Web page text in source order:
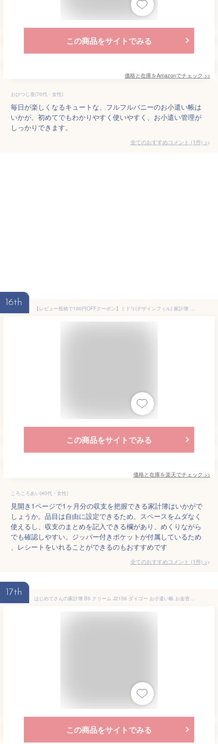
この商品をサイトでみる
価格と在庫をAmazonでチェック >>
おひつじ座(70代・女性)
毎日が楽しくなるキュートな、フルフルバニーのお小遣い帳は
いかが。初めてでもわかりやすく使いやすく、お小遣い管理が
しっかりできます。
全てのおすすめコメント (1件) >
16th
【レビュー投稿で100円OFFクーポン】ミドリ(デザインフィル) 家計簿 月間 かんたん家計簿 A5 家計簿 金銭出納帳 用途別ノート
この商品をサイトでみる
価格と在庫を楽天でチェック >>
ころころあい(40代・女性)
見開き1ページで1ヶ月分の収支を把握できる家計簿はいかがで
しょうか。品目は自由に設定できるため、スペースをムダなく
使えるし、収支のまとめを記入できる欄があり、めくりながら
でも確認しやすい。ジッパー付きポケットが付属しているため
、レシートをいれることができるのもおすすめです
全てのおすすめコメント (1件) >
17th
はじめてさんの家計簿 B5 クリーム J2156 ダイゴー お小遣い帳 お金管理 節約
この商品をサイトでみる